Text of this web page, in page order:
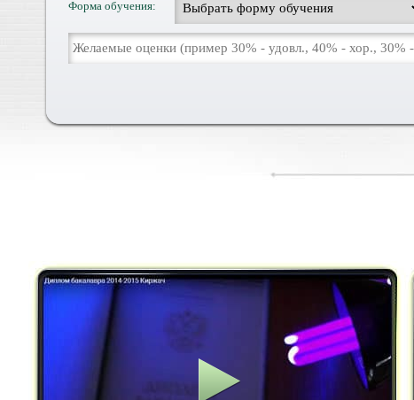
Форма обучения: